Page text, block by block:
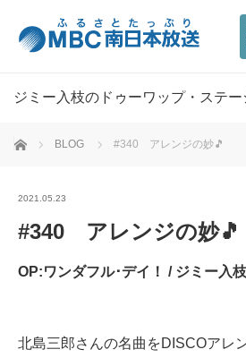
ジミー入枝のドゥーワップ・ステー
ホーム BLOG #340 アレンジの妙🎵
2021.05.23
#340 アレンジの妙🎵
OP:ワンダフル･デイ！ / ジミー入枝
北島三郎さんの名曲をDISCOアレ